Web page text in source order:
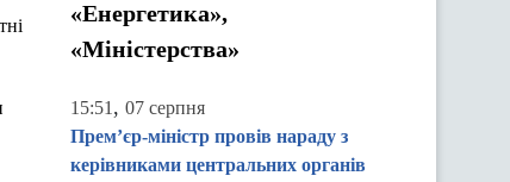
«Енергетика»,
«Міністерства»
15:51 , 07 серпня
Прем’єр-міністр провів нараду з
керівниками центральних органів